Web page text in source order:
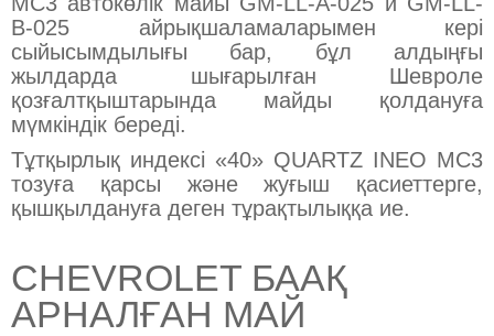
B-025 айрықшаламаларымен кері
сыйысымдылығы бар, бұл алдыңғы
жылдарда шығарылған Шевроле
қозғалтқыштарында майды қолдануға
мүмкіндік береді.
Тұтқырлық индексі «40» QUARTZ INEO MC3
тозуға қарсы және жуғыш қасиеттерге,
қышқылдануға деген тұрақтылыққа ие.
CHEVROLET БААҚ
АРНАЛҒАН МАЙ